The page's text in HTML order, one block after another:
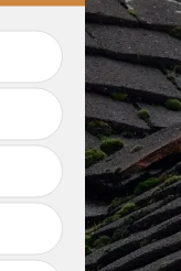
Réparation de
cheminée 62 Pas-
de-Calais